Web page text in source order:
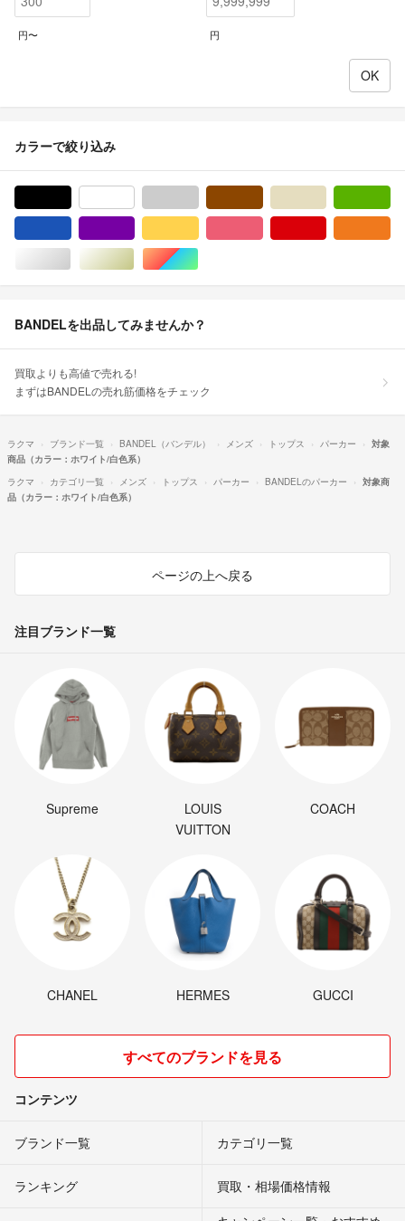
円〜 円
カラーで絞り込み
シルバー/銀色系ゴールド/金色系マルチカラー
BANDELを出品してみませんか？
買取よりも高値で売れる!
まずはBANDELの売れ筋価格をチェック
ラクマ ブランド一覧 BANDEL（バンデル） メンズ トップス パーカー
対象
商品（カラー：ホワイト/白色系）
ラクマ
カテゴリ一覧 メンズ トップス パーカー BANDELのパーカー
対象商
品（カラー：ホワイト/白色系）
ページの上へ戻る
注目ブランド一覧
Supreme
LOUIS
VUITTON
COACH
CHANEL HERMES GUCCI
すべてのブランドを見る
コンテンツ
ブランド一覧 カテゴリ一覧
ランキング 買取・相場価格情報